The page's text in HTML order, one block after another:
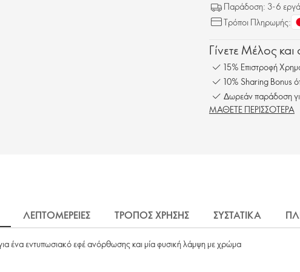
Παράδοση: 3-6
Τρόποι Πληρωμής:
Γίνετε Μέλος
15% Επιστροφή
10% Sharing Bonus
Δωρεάν παράδοση
ΜΑΘΕΤΕ ΠΕΡΙΣΣΟΤΕΡΑ
ΛΕΠΤΟΜΕΡΕΙΕΣ ΤΡΟΠΟΣ ΧΡΗΣΗΣ ΣΥΣΤΑΤΙΚΑ
ένα εντυπωσιακό εφέ ανόρθωσης και μία φυσική λάμψη με χρώμα